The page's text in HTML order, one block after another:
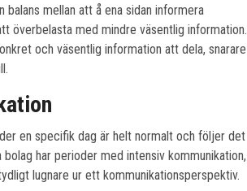
mellan att å ena sidan informera
överbelasta med mindre väsentlig information.
och väsentlig information att dela, snarare
en specifik dag är helt normalt och följer det
har perioder med intensiv kommunikation,
lugnare ur ett kommunikationsperspektiv.